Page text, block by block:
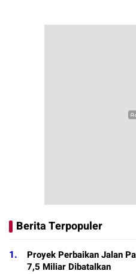
Berita Terpopuler
1.
Proyek Perbaikan Jalan
7,5 Miliar Dibatalkan